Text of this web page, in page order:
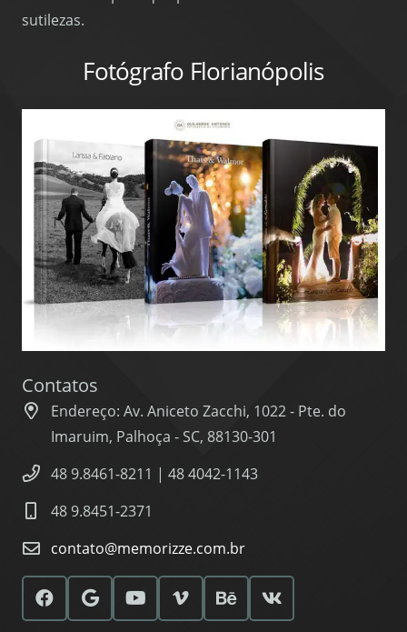
sutilezas.
Fotógrafo Florianópolis
Contatos
Endereço: Av. Aniceto Zacchi, 1022 - Pte. do
Imaruim, Palhoça - SC, 88130-301
48 9.8461-8211 | 48 4042-1143
48 9.8451-2371
contato@memorizze.com.br